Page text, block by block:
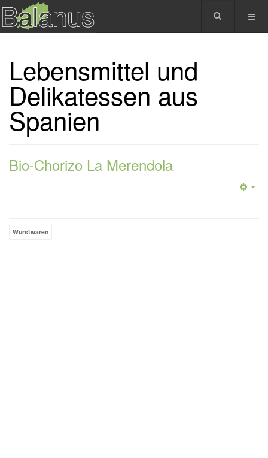
Lebensmittel und
Delikatessen aus
Spanien
Bio-Chorizo La Merendola
Wurstwaren